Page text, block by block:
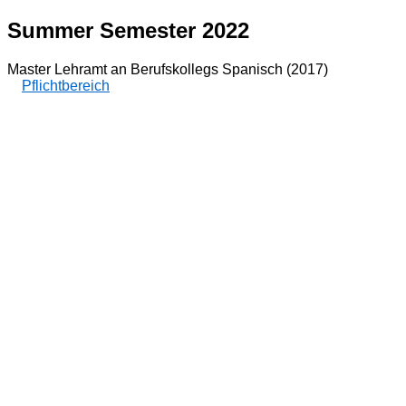
Summer Semester 2022
Master Lehramt an Berufskollegs Spanisch (2017)
Pflichtbereich